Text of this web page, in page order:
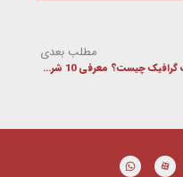
مطلب بعدی
کارت گرافیک چیست؟ معرفی 10 شرکت برتر ارائه دهنده کارت گرافیک در جهان